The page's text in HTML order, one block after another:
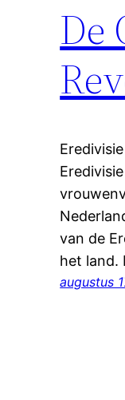
De
van de
het land.
augustus